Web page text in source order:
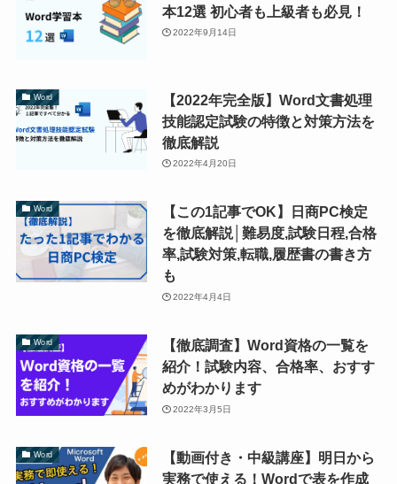
本12選 初心者も上級者も必見！
2022年9月14日
Word
【2022年完全版】Word文書処理
技能認定試験の特徴と対策方法を
徹底解説
2022年4月20日
Word
【この1記事でOK】日商PC検定
を徹底解説│難易度,試験日程,合格
率,試験対策,転職,履歴書の書き方
も
2022年4月4日
Word
【徹底調査】Word資格の一覧を
紹介！試験内容、合格率、おすす
めがわかります
2022年3月5日
Word
【動画付き・中級講座】明日から
実務で使える！Wordで表を作成